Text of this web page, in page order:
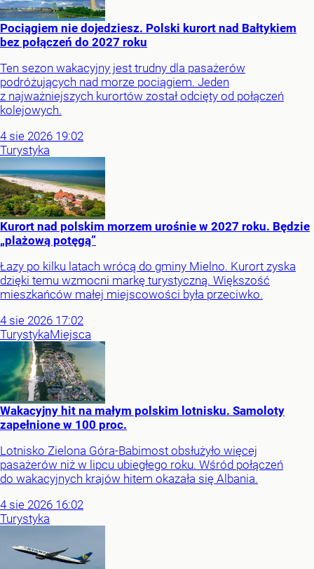
Pociągiem nie dojedziesz. Polski kurort nad Bałtykiem
bez połączeń do 2027 roku
Ten sezon wakacyjny jest trudny dla pasażerów
podróżujących nad morze pociągiem. Jeden
z najważniejszych kurortów został odcięty od połączeń
kolejowych.
4 sie 2026 19:02
Turystyka
Kurort nad polskim morzem urośnie w 2027 roku. Będzie
„plażową potęgą”
Łazy po kilku latach wrócą do gminy Mielno. Kurort zyska
dzięki temu wzmocni markę turystyczną. Większość
mieszkańców małej miejscowości była przeciwko.
4 sie 2026 17:02
TurystykaMiejsca
Wakacyjny hit na małym polskim lotnisku. Samoloty
zapełnione w 100 proc.
Lotnisko Zielona Góra-Babimost obsłużyło więcej
pasażerów niż w lipcu ubiegłego roku. Wśród połączeń
do wakacyjnych krajów hitem okazała się Albania.
4 sie 2026 16:02
Turystyka